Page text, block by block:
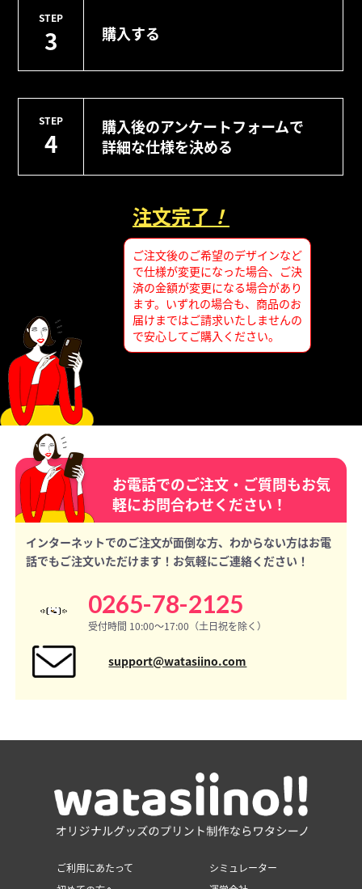
STEP
3 購入する
STEP
4
購入後のアンケートフォームで
詳細な仕様を決める
注文完了 ！
ご注文後のご希望のデザインなど
で仕様が変更になった場合、ご決
済の金額が変更になる場合があり
ます。いずれの場合も、商品のお
届けまではご請求いたしませんの
で安心してご購入ください。
お電話でのご注文・ご質問もお気
軽にお問合わせください！
インターネットでのご注文が面倒な方、わからない方はお電
話でもご注文いただけます！お気軽にご連絡ください！
0265-78-2125
受付時間 10:00〜17:00（土日祝を除く）
support@watasiino.com
ご利用にあたって
シミュレーター